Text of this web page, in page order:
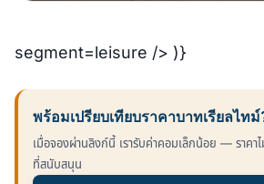
segment=leisure /> )}
พร้อมเปรียบเทียบราคาบาทเรียลไทม์
เมื่อจองผ่านลิงก์นี้ เรารับค่าคอมเล็กน้อย — ราค
ที่สนับสนุน